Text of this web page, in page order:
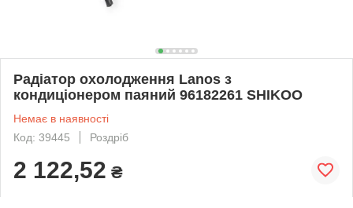
Радіатор охолодження Lanos з
кондиціонером паяний 96182261 SHIKOO
Немає в наявності
Код: 39445
Роздріб
2 122,52 ₴